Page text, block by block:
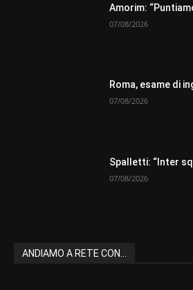
Amorim:
07/08/2026
Roma, esame di
07/08/2026
Spalletti: “Inter
07/08/2026
ANDIAMO A RETE CON...